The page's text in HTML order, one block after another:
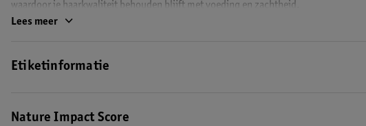
waardoor je haarkwaliteit behouden blijft met voeding en zachtheid.
Lees meer
Etiketinformatie
Nature Impact Score